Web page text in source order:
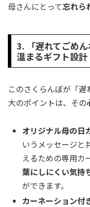
母さんにとって忘れら
3. 「遅れてごめ
温まるギフト設計
このさくらんぼが「
大のポイントは、その
オリジナル母の日
いうメッセージと
えるための専用カ
葉にしにくい気持
ができます。
カーネーション付